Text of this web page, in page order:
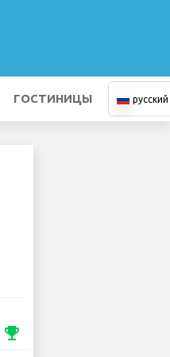
ГОСТИНИЦЫ русский
emoji_events